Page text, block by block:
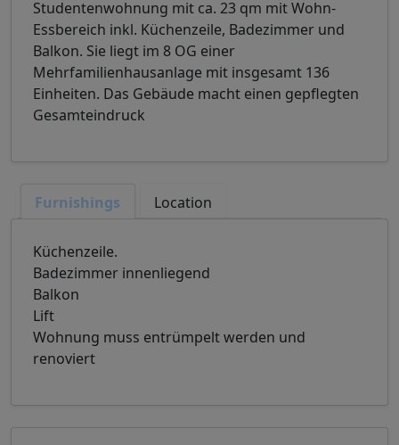
Studentenwohnung mit ca. 23 qm mit Wohn-
Essbereich inkl. Küchenzeile, Badezimmer und
Balkon. Sie liegt im 8 OG einer
Mehrfamilienhausanlage mit insgesamt 136
Einheiten. Das Gebäude macht einen gepflegten
Gesamteindruck
Furnishings Location
Küchenzeile.
Badezimmer innenliegend
Balkon
Lift
Wohnung muss entrümpelt werden und
renoviert